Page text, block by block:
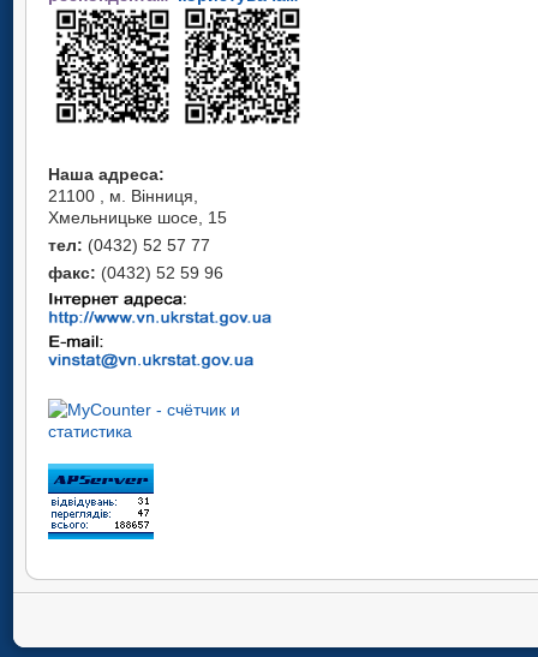
Наша адреса:
21100 , м. Вінниця,
Хмельницьке шосе, 15
тел: (0432) 52 57 77
факс: (0432) 52 59 96